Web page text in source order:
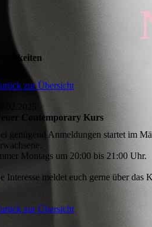
zur Übersicht
Contemporary Kurs
genügend Anmeldungen startet im
Montags um 20:00 bis 21:00 Uhr.
Interesse meldet euch gerne über das
zur Übersicht